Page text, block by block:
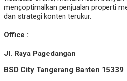
mengoptimalkan penjualan properti
dan strategi konten terukur.
Office :
Jl. Raya Pagedangan
BSD City Tangerang Banten 15339